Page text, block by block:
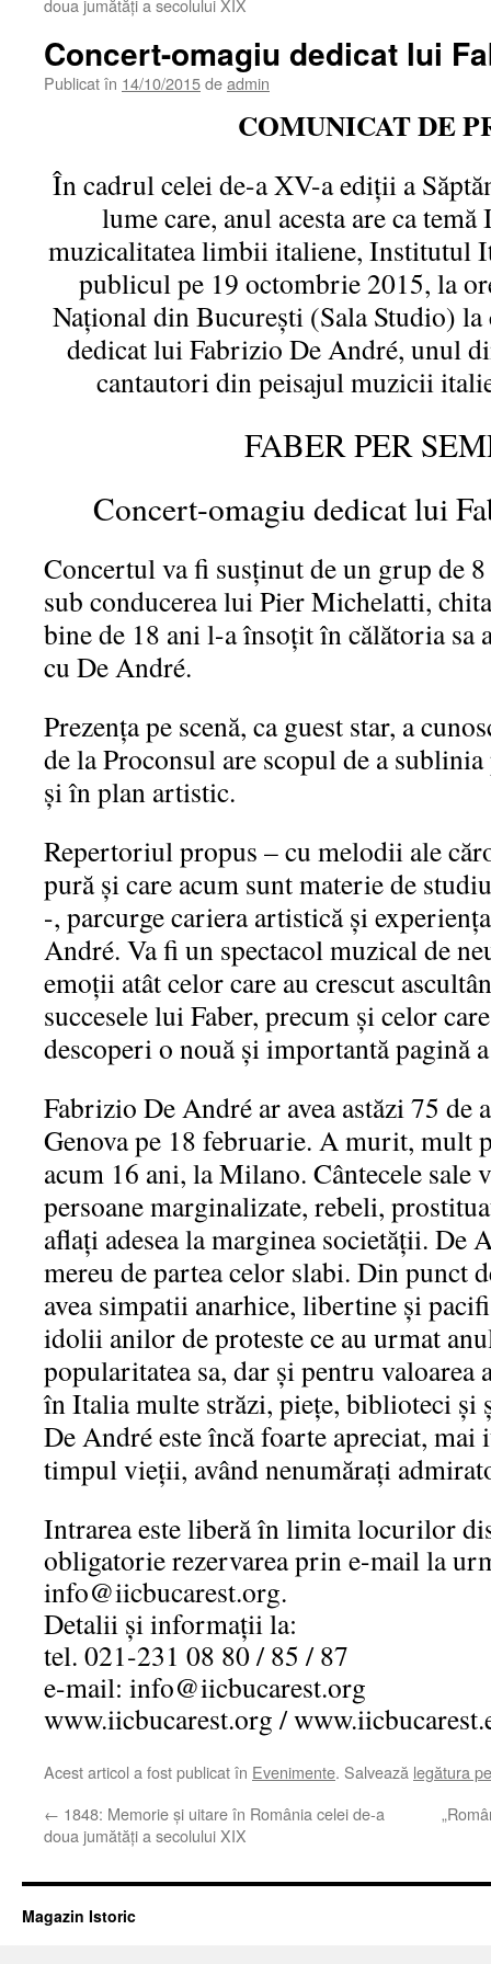
doua jumătăți a secolului XIX
Concert-omagiu dedicat lui
Publicat în 14/10/2015deadmin
COMUNICAT DE
În cadrul celei de-a XV-a ediții a
lume care, anul acesta are ca
muzicalitatea limbii italiene, Institutul
publicul pe 19 octombrie 2015, la
Național din București (Sala Studio)
dedicat lui Fabrizio De André, unul
cantautori din peisajul muzicii
FABER PER
Concert-omagiu dedicat lui
Concertul va fi susținut de un grup de
sub conducerea lui Pier Michelatti,
bine de 18 ani l-a însoțit în călătoria sa
cu De André.
Prezența pe scenă, ca guest star, a
de la Proconsul are scopul de a
și în plan artistic.
Repertoriul propus – cu melodii ale
pură și care acum sunt materie de
-, parcurge cariera artistică și
André. Va fi un spectacol muzical de
emoții atât celor care au crescut
succesele lui Faber, precum și celor
descoperi o nouă și importantă pagină
Fabrizio De André ar avea astăzi 75 de
Genova pe 18 februarie. A murit, mult
acum 16 ani, la Milano. Cântecele sale
persoane marginalizate, rebeli,
aflați adesea la marginea societății. De
mereu de partea celor slabi. Din punct
avea simpatii anarhice, libertine și
idolii anilor de proteste ce au urmat
popularitatea sa, dar și pentru valoarea
în Italia multe străzi, piețe, biblioteci și
De André este încă foarte apreciat, mai
timpul vieții, având nenumărați
Intrarea este liberă în limita locurilor
obligatorie rezervarea prin e-mail la
info@iicbucarest.org.
Detalii și informații la:
tel. 021-231 08 80 / 85 / 87
e-mail: info@iicbucarest.org
www.iicbucarest.org /
Acest articol a fost publicat în Evenimente. Salvează legătura
← 1848: Memorie și uitare în România celei de-a
doua jumătăți a secolului XIX
Magazin Istoric